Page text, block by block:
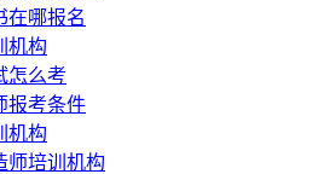
在哪报名
机构
怎么考
报考条件
机构
师培训机构